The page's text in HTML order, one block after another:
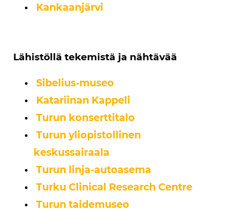
Kankaanjärvi
Lähistöllä tekemistä ja nähtävää
Sibelius-museo
Katariinan Kappeli
Turun konserttitalo
Turun yliopistollinen
keskussairaala
Turun linja-autoasema
Turku Clinical Research Centre
Turun taidemuseo